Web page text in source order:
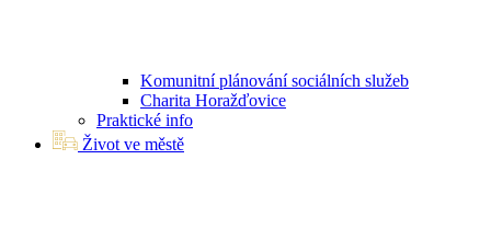
Komunitní plánování sociálních služeb
Charita Horažďovice
Praktické info
Život ve městě